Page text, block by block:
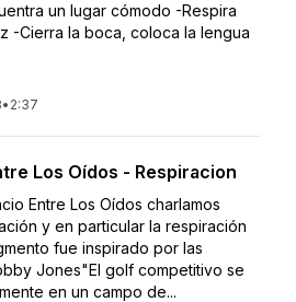
un lugar cómodo -Respira
-Cierra la boca, coloca la lengua
• 2:37
Los Oídos - Respiracion
Entre Los Oídos charlamos
y en particular la respiración
fue inspirado por las
Jones"El golf competitivo se
en un campo de...